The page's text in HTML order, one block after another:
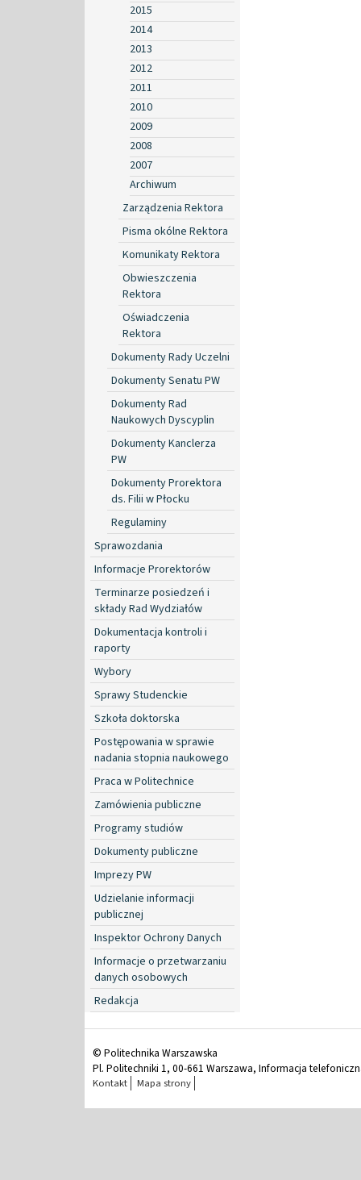
2015
2014
2013
2012
2011
2010
2009
2008
2007
Archiwum
Zarządzenia Rektora
Pisma okólne Rektora
Komunikaty Rektora
Obwieszczenia
Rektora
Oświadczenia
Rektora
Dokumenty Rady Uczelni
Dokumenty Senatu PW
Dokumenty Rad
Naukowych Dyscyplin
Dokumenty Kanclerza
PW
Dokumenty Prorektora
ds. Filii w Płocku
Regulaminy
Sprawozdania
Informacje Prorektorów
Terminarze posiedzeń i
składy Rad Wydziałów
Dokumentacja kontroli i
raporty
Wybory
Sprawy Studenckie
Szkoła doktorska
Postępowania w sprawie
nadania stopnia naukowego
Praca w Politechnice
Zamówienia publiczne
Programy studiów
Dokumenty publiczne
Imprezy PW
Udzielanie informacji
publicznej
Inspektor Ochrony Danych
Informacje o przetwarzaniu
danych osobowych
Redakcja
© Politechnika Warszawska
Pl. Politechniki 1, 00-661 Warszawa, Informacja
Kontakt Mapa strony